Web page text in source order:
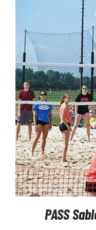
DÉTAILS
PASS